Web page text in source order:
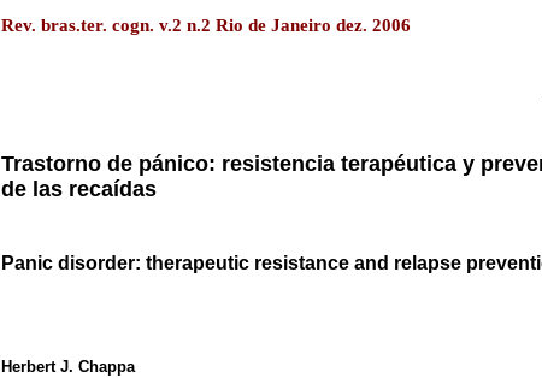
Rev. bras.ter. cogn. v.2 n.2 Rio de Janeiro dez. 2006
Trastorno de pánico: resistencia terapéutica y
de las recaídas
Panic disorder: therapeutic resistance and relapse
Herbert J. Chappa